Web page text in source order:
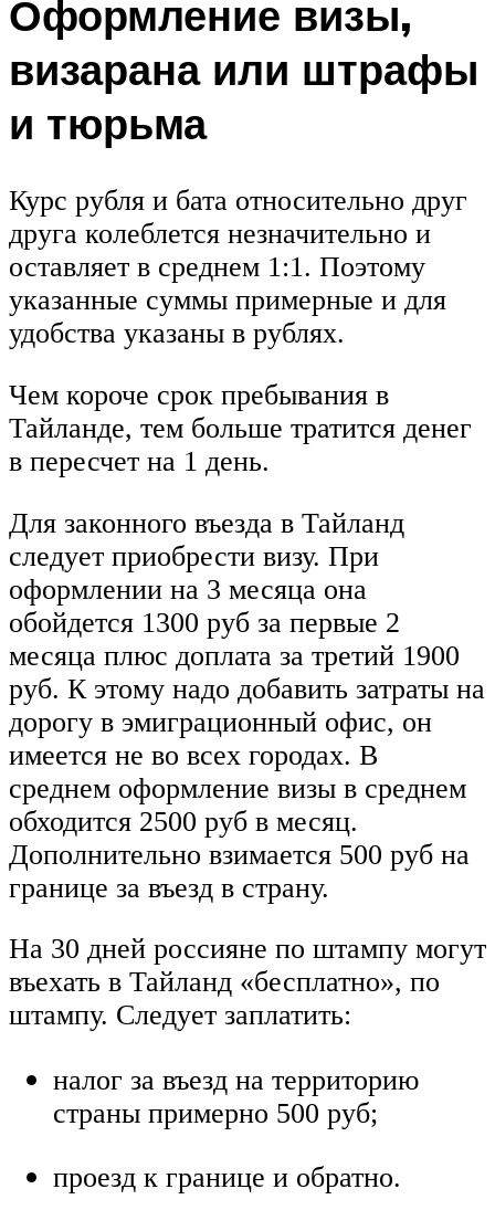
Оформление визы,
визарана или штрафы
и тюрьма
Курс рубля и бата относительно друг
друга колеблется незначительно и
оставляет в среднем 1:1. Поэтому
указанные суммы примерные и для
удобства указаны в рублях.
Чем короче срок пребывания в
Тайланде, тем больше тратится денег
в пересчет на 1 день.
Для законного въезда в Тайланд
следует приобрести визу. При
оформлении на 3 месяца она
обойдется 1300 руб за первые 2
месяца плюс доплата за третий 1900
руб. К этому надо добавить затраты на
дорогу в эмиграционный офис, он
имеется не во всех городах. В
среднем оформление визы в среднем
обходится 2500 руб в месяц.
Дополнительно взимается 500 руб на
границе за въезд в страну.
На 30 дней россияне по штампу могут
въехать в Тайланд «бесплатно», по
штампу. Следует заплатить:
налог за въезд на территорию
страны примерно 500 руб;
проезд к границе и обратно.